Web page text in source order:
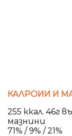
КАЛРОИИ И
255 ккал. 46г
мазнини
71% / 9% / 21%